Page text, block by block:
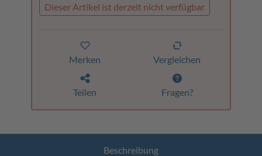
Dieser Artikel ist derzeit nicht verfügbar
Merken Vergleichen
Teilen Fragen?
Beschreibung